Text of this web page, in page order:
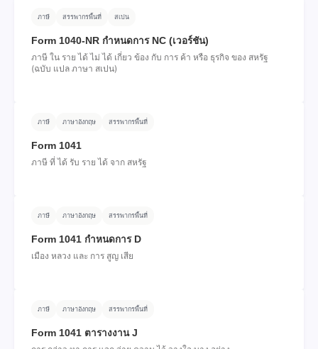
ภาษี สรรพากรพื้นที่ สเปน
Form 1040-NR กําหนดการ NC (เวอร์ชัน)
ภาษี ใน ราย ได้ ไม่ ได้ เกี่ยว ข้อง กับ การ ค้า หรือ ธุรกิจ ของ สหรัฐ
(ฉบับ แปล ภาษา สเปน)
ภาษี ภาษาอังกฤษ สรรพากรพื้นที่
Form 1041
ภาษี ที่ ได้ รับ ราย ได้ จาก สหรัฐ
ภาษี ภาษาอังกฤษ สรรพากรพื้นที่
Form 1041 กําหนดการ D
เมือง หลวง และ การ สูญ เสีย
ภาษี ภาษาอังกฤษ สรรพากรพื้นที่
Form 1041 ตารางงาน J